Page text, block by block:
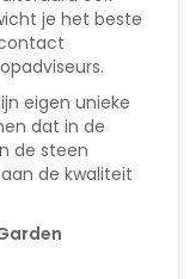
je het beste
eigen unieke
dat in de
de steen
de kwaliteit